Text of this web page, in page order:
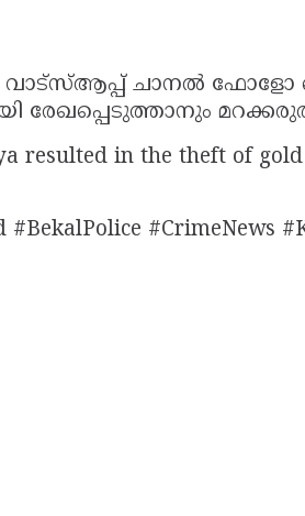
വാട്സ്ആപ്പ് ചാനൽ
രേഖപ്പെടുത്താനും
resulted in the theft of
#CrimeNews